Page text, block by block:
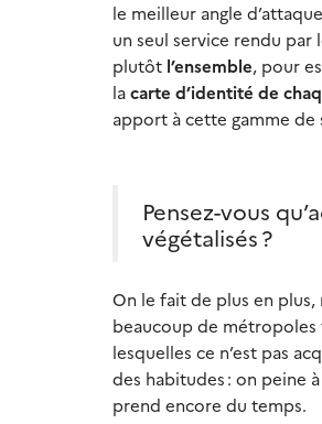
le meilleur angle
un seul service rendu par
plutôt l’ensemble, pour
lacarte d’identité de
apport à cette gamme de
Pensez-vous
végétalisés ?
On le fait de plus en
beaucoup de
lesquelles ce n’est pas
des habitudes : on peine
prend encore du temps.